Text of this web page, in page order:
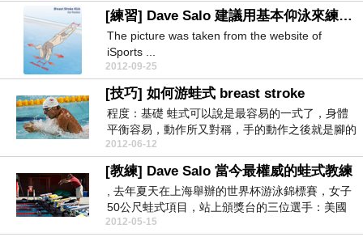
[練習] Dave Salo 建議用基本仰泳來練習蛙式踢腿
The picture was taken from the website of
iSports ...
2012-09-25
[技巧] 如何游蛙式 breast stroke
程度：基礎 蛙式可以說是最容易的一式了，身體
平衡容易，動作所又對稱，手的動作之後就是腳的
動作，協調容...
2012-06-12
[教練] Dave Salo 當今最權威的蛙式教練
, 去年夏天在上海舉辦的世界杯游泳錦標賽，女子
50公尺蛙式項目，站上頒獎台的三位選手：美國
的 Jes...
2012-05-15